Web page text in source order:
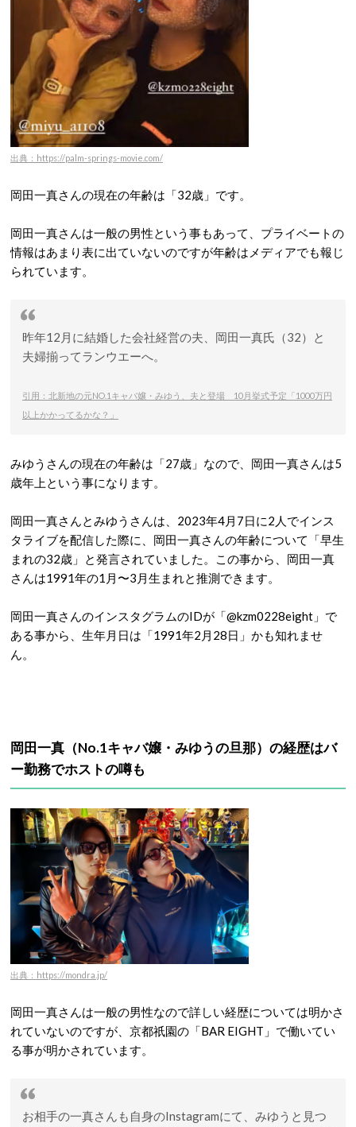
出典：https://palm-springs-movie.com/
岡田一真さんの現在の年齢は「32歳」です。
岡田一真さんは一般の男性という事もあって、プライベートの
情報はあまり表に出ていないのですが年齢はメディアでも報じ
られています。
昨年12月に結婚した会社経営の夫、岡田一真氏（32）と
夫婦揃ってランウエーへ。
引用：北新地の元NO.1キャバ嬢・みゆう、夫と登場 10月挙式予定「1000万円
以上かかってるかな？」
みゆうさんの現在の年齢は「27歳」なので、岡田一真さんは5
歳年上という事になります。
岡田一真さんとみゆうさんは、2023年4月7日に2人でインス
タライブを配信した際に、岡田一真さんの年齢について「早生
まれの32歳」と発言されていました。この事から、岡田一真
さんは1991年の1月〜3月生まれと推測できます。
岡田一真さんのインスタグラムのIDが「@kzm0228eight」で
ある事から、生年月日は「1991年2月28日」かも知れませ
ん。
岡田一真（No.1キャバ嬢・みゆうの旦那）の経歴はバ
ー勤務でホストの噂も
出典：https://mondra.jp/
岡田一真さんは一般の男性なので詳しい経歴については明かさ
れていないのですが、京都祇園の「BAR EIGHT」で働いてい
る事が明かされています。
お相手の一真さんも自身のInstagramにて、みゆうと見つ